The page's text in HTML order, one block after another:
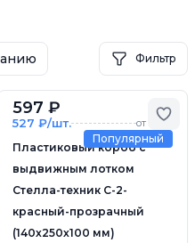
Фильтр
в избранное
Популярный
597 ₽
527 ₽/шт. от 6 шт.
Пластиковый короб с
выдвижным лотком
Стелла-техник С-2-
красный-прозрачный
(140х250х100 мм)